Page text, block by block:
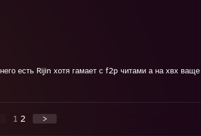
есть Rijin хотя гамает с f2p читами а на хвх ваще
1 2 >